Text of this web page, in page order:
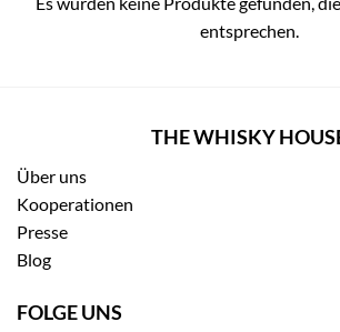
entsprechen.
THE WHISKY
Über uns
Kooperationen
Presse
Blog
FOLGE UNS